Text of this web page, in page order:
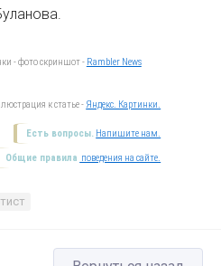
- фото скриншот - Rambler News
к статье - Яндекс. Картинки.
Есть вопросы. Напишите нам.
Общие правила поведения на сайте.